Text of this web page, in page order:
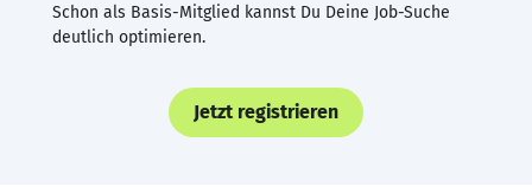
Schon als Basis-Mitglied kannst Du Deine Job-Suche
deutlich optimieren.
Jetzt registrieren